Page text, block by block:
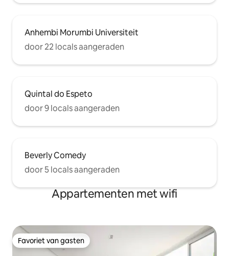
Anhembi Morumbi Universiteit
door 22 locals aangeraden
Quintal do Espeto
door 9 locals aangeraden
Beverly Comedy
door 5 locals aangeraden
Appartementen met wifi
Favoriet van gasten
Favoriet van gasten